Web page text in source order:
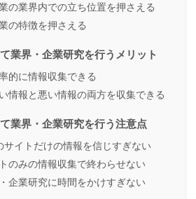
の業界内での立ち位置を押さえる
の特徴を押さえる
業界・企業研究を行うメリット
的に情報収集できる
情報と悪い情報の両方を収集できる
業界・企業研究を行う注意点
イトだけの情報を信じすぎない
のみの情報収集で終わらせない
企業研究に時間をかけすぎない